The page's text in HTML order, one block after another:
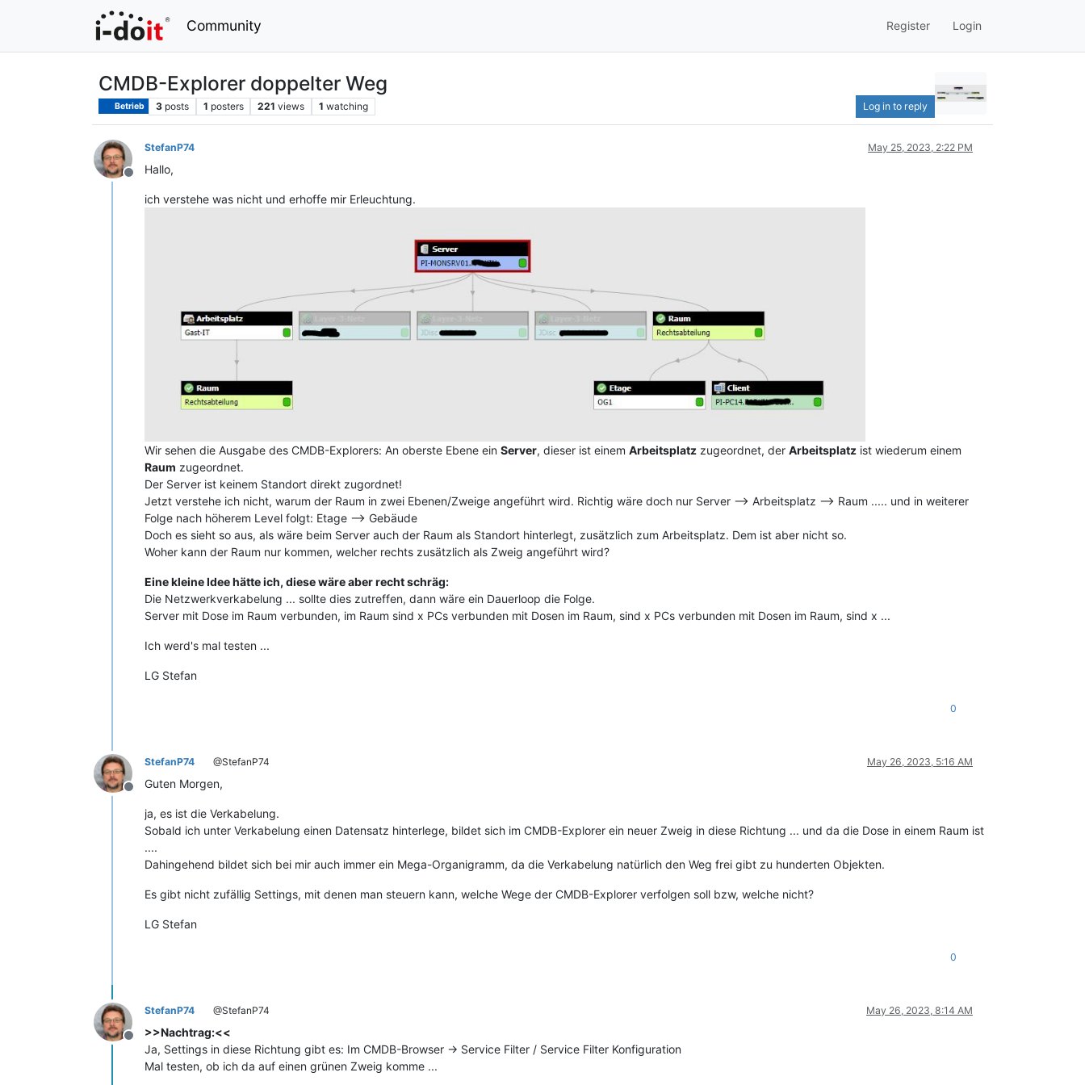
Community Register Login
CMDB-Explorer doppelter Weg
Betrieb 3 posts 1 posters 221 views 1 watching Log in to reply
Offline
StefanP74 May 25, 2023, 2:22 PM
Hallo,
ich verstehe was nicht und erhoffe mir Erleuchtung.
Wir sehen die Ausgabe des CMDB-Explorers: An oberste Ebene ein Server, dieser ist einem Arbeitsplatz zugeordnet, der Arbeitsplatz ist wiederum einem
Raum zugeordnet.
Der Server ist keinem Standort direkt zugordnet!
Jetzt verstehe ich nicht, warum der Raum in zwei Ebenen/Zweige angeführt wird. Richtig wäre doch nur Server --> Arbeitsplatz --> Raum ..... und in weiterer
Folge nach höherem Level folgt: Etage --> Gebäude
Doch es sieht so aus, als wäre beim Server auch der Raum als Standort hinterlegt, zusätzlich zum Arbeitsplatz. Dem ist aber nicht so.
Woher kann der Raum nur kommen, welcher rechts zusätzlich als Zweig angeführt wird?
Eine kleine Idee hätte ich, diese wäre aber recht schräg:
Die Netzwerkverkabelung ... sollte dies zutreffen, dann wäre ein Dauerloop die Folge.
Server mit Dose im Raum verbunden, im Raum sind x PCs verbunden mit Dosen im Raum, sind x PCs verbunden mit Dosen im Raum, sind x ...
Ich werd's mal testen ...
LG Stefan
0
Offline
StefanP74 @StefanP74 May 26, 2023, 5:16 AM
Guten Morgen,
ja, es ist die Verkabelung.
Sobald ich unter Verkabelung einen Datensatz hinterlege, bildet sich im CMDB-Explorer ein neuer Zweig in diese Richtung ... und da die Dose in einem Raum ist
....
Dahingehend bildet sich bei mir auch immer ein Mega-Organigramm, da die Verkabelung natürlich den Weg frei gibt zu hunderten Objekten.
Es gibt nicht zufällig Settings, mit denen man steuern kann, welche Wege der CMDB-Explorer verfolgen soll bzw, welche nicht?
LG Stefan
0
Offline
StefanP74 @StefanP74 May 26, 2023, 8:14 AM
>>Nachtrag:<<
Ja, Settings in diese Richtung gibt es: Im CMDB-Browser -> Service Filter / Service Filter Konfiguration
Mal testen, ob ich da auf einen grünen Zweig komme ...